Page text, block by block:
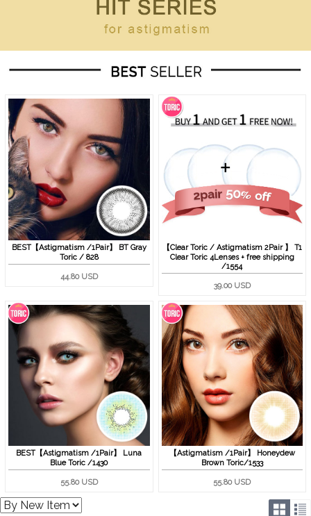
BEST【Astigmatism /1Pair】 BT Gray
Toric / 828
44.80 USD
【Clear Toric / Astigmatism 2Pair 】 T1
Clear Toric 4Lenses + free shipping
/1554
39.00 USD
BEST【Astigmatism /1Pair】 Luna
Blue Toric /1430
55.80 USD
【Astigmatism /1Pair】 Honeydew
Brown Toric/1533
55.80 USD